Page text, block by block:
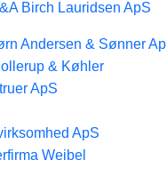
Birch Lauridsen ApS
Andersen & Sønner
& Køhler
ApS
ApS
Weibel